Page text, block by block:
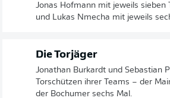
Jonas Hofmann mit jeweils sieben
und Lukas Nmecha mit jeweils
Die Torjäger
Jonathan Burkardt und Sebastian
Torschützen ihrer Teams – der
der Bochumer sechs Mal.